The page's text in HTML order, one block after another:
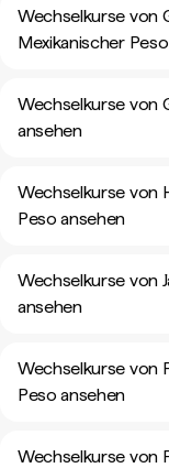
Wechselkurse von
Mexikanischer
Wechselkurse von
ansehen
Wechselkurse von
Peso ansehen
Wechselkurse von
ansehen
Wechselkurse von
Peso ansehen
Wechselkurse von